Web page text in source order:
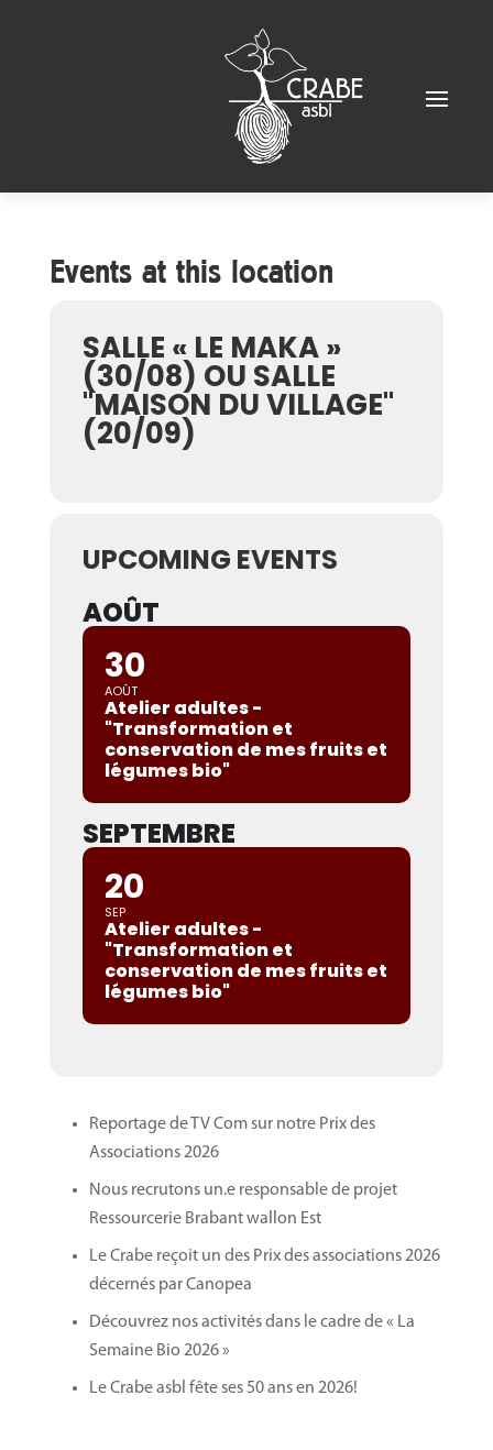
Events at this location
SALLE « LE MAKA »
(30/08) OU SALLE
"MAISON DU VILLAGE"
(20/09)
UPCOMING EVENTS
AOÛT
30
AOÛT
Atelier adultes -
"Transformation et
conservation de mes fruits et
légumes bio"
SEPTEMBRE
20
SEP
Atelier adultes -
"Transformation et
conservation de mes fruits et
légumes bio"
Reportage de TV Com sur notre Prix des
Associations 2026
Nous recrutons un.e responsable de projet
Ressourcerie Brabant wallon Est
Le Crabe reçoit un des Prix des associations 2026
décernés par Canopea
Découvrez nos activités dans le cadre de « La
Semaine Bio 2026 »
Le Crabe asbl fête ses 50 ans en 2026!